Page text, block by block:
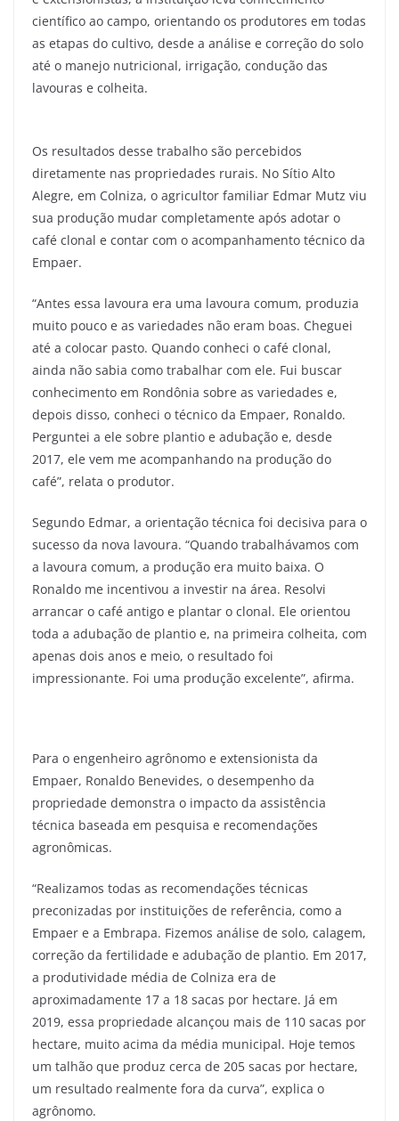
científico ao campo, orientando os produtores em todas
as etapas do cultivo, desde a análise e correção do solo
até o manejo nutricional, irrigação, condução das
lavouras e colheita.
Os resultados desse trabalho são percebidos
diretamente nas propriedades rurais. No Sítio Alto
Alegre, em Colniza, o agricultor familiar Edmar Mutz viu
sua produção mudar completamente após adotar o
café clonal e contar com o acompanhamento técnico da
Empaer.
“Antes essa lavoura era uma lavoura comum, produzia
muito pouco e as variedades não eram boas. Cheguei
até a colocar pasto. Quando conheci o café clonal,
ainda não sabia como trabalhar com ele. Fui buscar
conhecimento em Rondônia sobre as variedades e,
depois disso, conheci o técnico da Empaer, Ronaldo.
Perguntei a ele sobre plantio e adubação e, desde
2017, ele vem me acompanhando na produção do
café”, relata o produtor.
Segundo Edmar, a orientação técnica foi decisiva para o
sucesso da nova lavoura. “Quando trabalhávamos com
a lavoura comum, a produção era muito baixa. O
Ronaldo me incentivou a investir na área. Resolvi
arrancar o café antigo e plantar o clonal. Ele orientou
toda a adubação de plantio e, na primeira colheita, com
apenas dois anos e meio, o resultado foi
impressionante. Foi uma produção excelente”, afirma.
Para o engenheiro agrônomo e extensionista da
Empaer, Ronaldo Benevides, o desempenho da
propriedade demonstra o impacto da assistência
técnica baseada em pesquisa e recomendações
agronômicas.
“Realizamos todas as recomendações técnicas
preconizadas por instituições de referência, como a
Empaer e a Embrapa. Fizemos análise de solo, calagem,
correção da fertilidade e adubação de plantio. Em 2017,
a produtividade média de Colniza era de
aproximadamente 17 a 18 sacas por hectare. Já em
2019, essa propriedade alcançou mais de 110 sacas por
hectare, muito acima da média municipal. Hoje temos
um talhão que produz cerca de 205 sacas por hectare,
um resultado realmente fora da curva”, explica o
agrônomo.